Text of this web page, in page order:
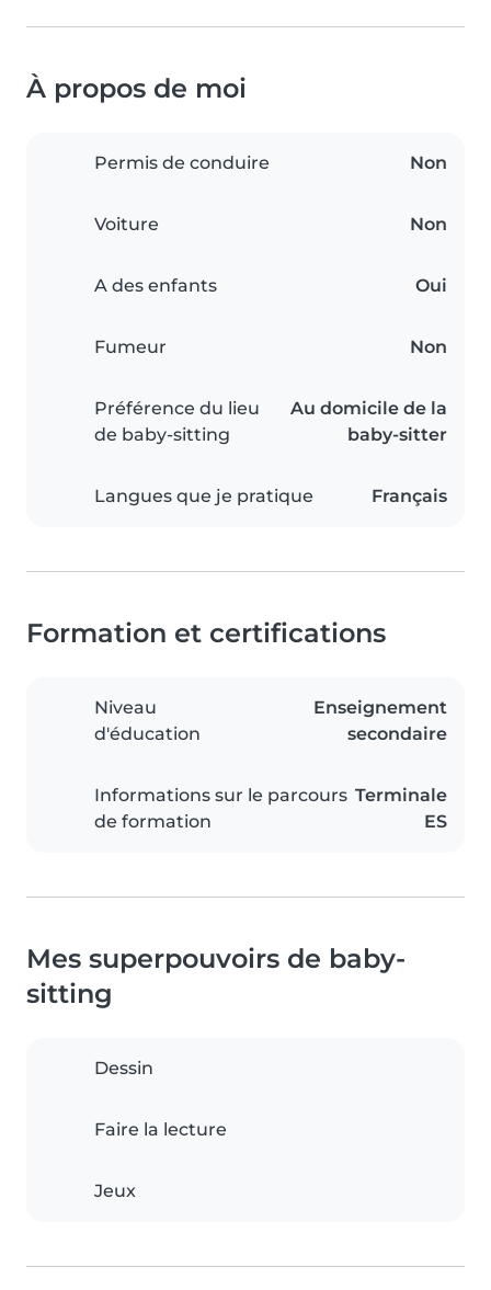
À propos de moi
Permis de conduire Non
Voiture Non
A des enfants Oui
Fumeur Non
Préférence du lieu
de baby-sitting
Au domicile de la
baby-sitter
Langues que je pratique Français
Formation et certifications
Niveau
d'éducation
Enseignement
secondaire
Informations sur le parcours
de formation
Terminale
ES
Mes superpouvoirs de baby-
sitting
Dessin
Faire la lecture
Jeux